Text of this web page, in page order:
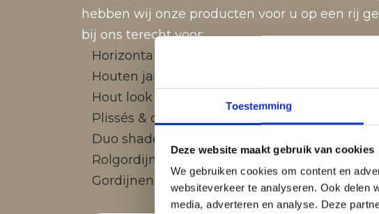
Toestemming
Deze website maakt gebruik van cookies
We gebruiken cookies om content en
websiteverkeer te analyseren. Ook delen
media, adverteren en analyse. Deze
hebben wij onze producten voor u op een rij
bij ons terecht voor:
Horizontale jaloezieën
Houten jaloezieën
Hout look jaloezieën
Plissés & duettes
Duo shades
Rolgordijnen en verduisterende rolgordijnen
Gordijnen en vouwgordijnen